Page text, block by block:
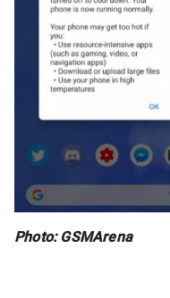
Photo: GSMArena